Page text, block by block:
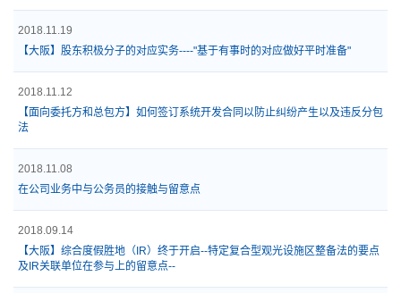
2018.11.19
【大阪】股东积极分子的对应实务----"基于有事时的对应做好平时准备"
2018.11.12
【面向委托方和总包方】如何签订系统开发合同以防止纠纷产生以及违反分包
法
2018.11.08
在公司业务中与公务员的接触与留意点
2018.09.14
【大阪】综合度假胜地（IR）终于开启--特定复合型观光设施区整备法的要点
及IR关联单位在参与上的留意点--